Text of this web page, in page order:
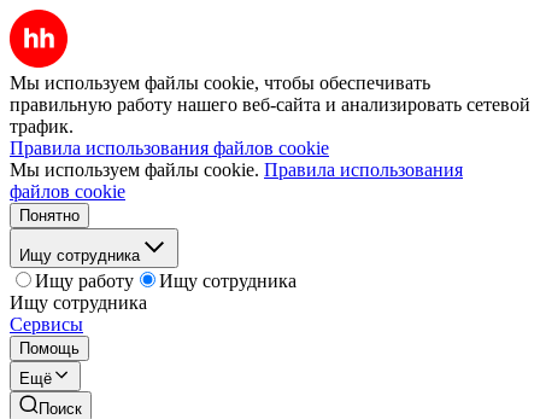
Мы используем файлы cookie, чтобы обеспечивать
правильную работу нашего веб-сайта и анализировать сетевой
трафик.
Правила использования файлов cookie
Мы используем файлы cookie. Правила использования
файлов cookie
Понятно
Ищу сотрудника
Ищу работу
Ищу сотрудника
Ищу сотрудника
Сервисы
Помощь
Ещё
Поиск